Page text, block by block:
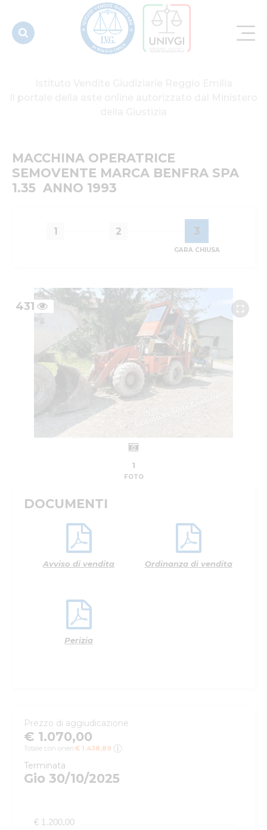
ANNO 1993
MACCHINA OPERATRICE
SEMOVENTE MARCA BENFRA SPA
1.35  ANNO 1993
1 2 3
GARA CHIUSA
431
1
FOTO
DOCUMENTI
Avviso di vendita Ordinanza di vendita
Perizia
Prezzo di aggiudicazione
€ 1.070,00
Totale con oneri: € 1.438,89
Terminata
Gio 30/10/2025
€ 1.200,00